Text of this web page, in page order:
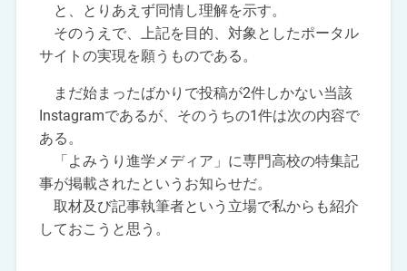
と、とりあえず同情し理解を示す。
そのうえで、上記を目的、対象としたポータル
サイトの実現を願うものである。
まだ始まったばかりで投稿が2件しかない当該
Instagramであるが、そのうちの1件は次の内容で
ある。
「よみうり進学メディア」に専門高校の特集記
事が掲載されたというお知らせだ。
取材及び記事執筆者という立場で私からも紹介
しておこうと思う。